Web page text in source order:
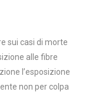
sui casi di morte
alle fibre
l’esposizione
non per colpa